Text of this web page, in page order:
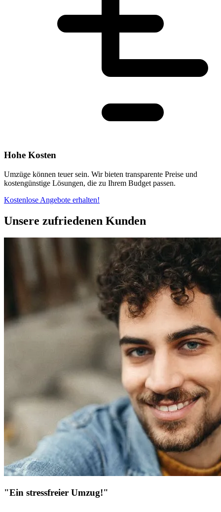
Hohe Kosten
Umzüge können teuer sein. Wir bieten transparente Preise und
kostengünstige Lösungen, die zu Ihrem Budget passen.
Kostenlose Angebote erhalten!
Unsere zufriedenen Kunden
"Ein stressfreier Umzug!"